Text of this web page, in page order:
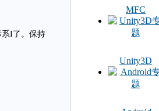
系I了。保持
MFC
Unity3D